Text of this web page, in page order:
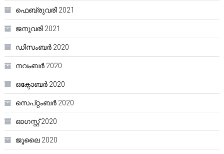
ഫെബ്രുവരി 2021
ജനുവരി 2021
ഡിസംബർ 2020
നവംബർ 2020
ഒക്ടോബർ 2020
സെപ്റ്റംബർ 2020
ഓഗസ്റ്റ്‌ 2020
ജൂലൈ 2020